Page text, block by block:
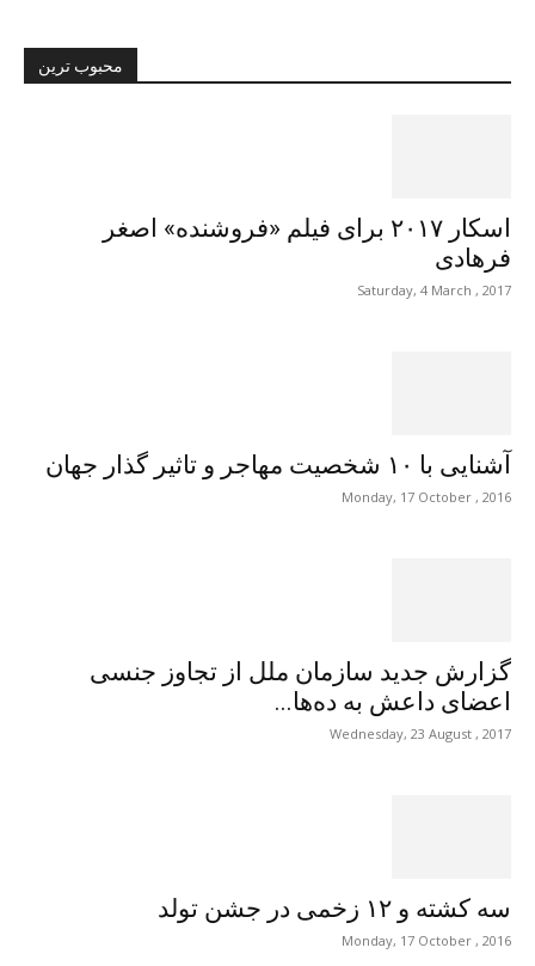
محبوب ترین
اسکار ۲۰۱۷ برای فیلم «فروشنده» اصغر
فرهادی
Saturday, 4 March , 2017
آشنایی با ۱۰ شخصیت مهاجر و تاثیر گذار جهان
Monday, 17 October , 2016
گزارش جدید سازمان ملل از تجاوز جنسی
اعضای داعش به ده‌ها...
Wednesday, 23 August , 2017
سه کشته و ۱۲ زخمی در جشن تولد
Monday, 17 October , 2016